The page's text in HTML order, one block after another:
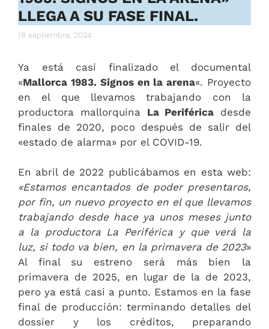
LLEGA A SU FASE FINAL.
18 septiembre, 2024
Ya está casi finalizado el documental
«Mallorca 1983. Signos en la arena«. Proyecto
en el que llevamos trabajando con la
productora mallorquina La Periférica desde
finales de 2020, poco después de salir del
«estado de alarma» por el COVID-19.
En abril de 2022 publicábamos en esta web:
«Estamos encantados de poder presentaros,
por fin, un nuevo proyecto en el que llevamos
trabajando desde hace ya unos meses junto
a la productora La Periférica y que verá la
luz, si todo va bien, en la primavera de 2023»
Al final su estreno será más bien la
primavera de 2025, en lugar de la de 2023,
pero ya está casi a punto. Estamos en la fase
final de producción: terminando detalles del
dossier y los créditos, preparando